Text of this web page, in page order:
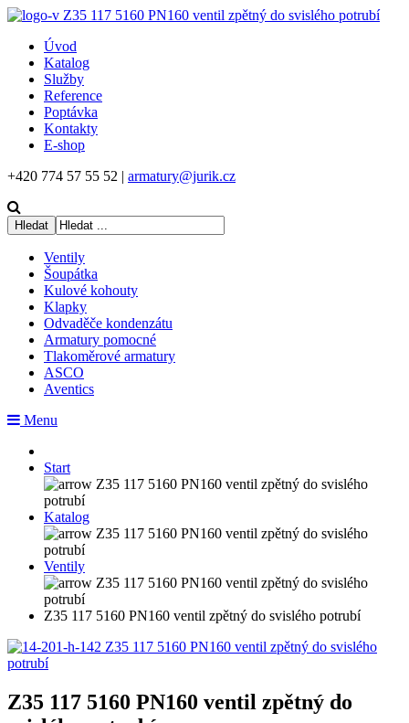
Úvod
Katalog
Služby
Reference
Poptávka
Kontakty
E-shop
+420 774 57 55 52 | armatury@jurik.cz
Ventily
Šoupátka
Kulové kohouty
Klapky
Odvaděče kondenzátu
Armatury pomocné
Tlakoměrové armatury
ASCO
Aventics
Menu
Start
Katalog
Ventily
Z35 117 5160 PN160 ventil zpětný do svislého potrubí
Z35 117 5160 PN160 ventil zpětný do